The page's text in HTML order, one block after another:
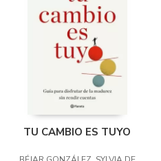
TU CAMBIO ES TUYO